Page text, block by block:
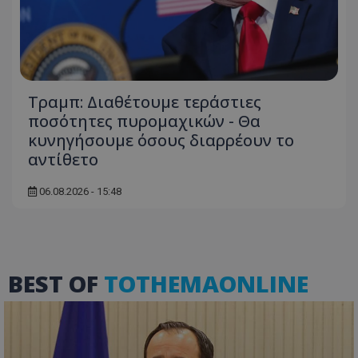
Τραμπ: Διαθέτουμε τεράστιες
ποσότητες πυρομαχικών - Θα
κυνηγήσουμε όσους διαρρέουν το
αντίθετο
06.08.2026 - 15:48
BEST OF TOTHEMAONLINE
ASP.NET_SessionId
Microsoft Corporation